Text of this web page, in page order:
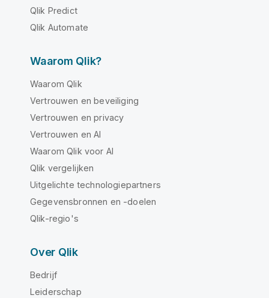
Qlik Predict
Qlik Automate
Waarom Qlik?
Waarom Qlik
Vertrouwen en beveiliging
Vertrouwen en privacy
Vertrouwen en AI
Waarom Qlik voor AI
Qlik vergelijken
Uitgelichte technologiepartners
Gegevensbronnen en -doelen
Qlik-regio's
Over Qlik
Bedrijf
Leiderschap